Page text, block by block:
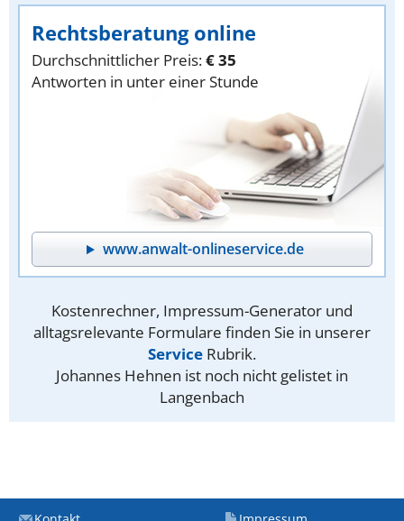
Rechtsberatung online
Durchschnittlicher Preis:€ 35
Antworten in unter einer Stunde
www.anwalt-onlineservice.de
Kostenrechner, Impressum-Generator und
alltagsrelevante Formulare finden Sie in unserer
Service Rubrik.
Johannes Hehnen ist noch nicht gelistet in
Langenbach